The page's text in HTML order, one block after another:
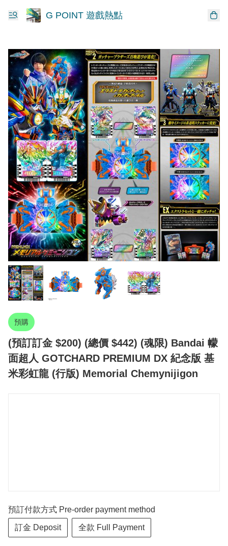
G POINT 遊戲熱點
預購
(預訂訂金 $200) (總價 $442) (魂限) Bandai 幪
面超人 GOTCHARD PREMIUM DX 紀念版 基
米彩虹龍 (行版) Memorial Chemynijigon
預訂付款方式 Pre-order payment method
訂金 Deposit 全款 Full Payment